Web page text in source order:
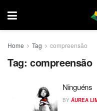
Home Tag compreensão
Tag: compreensão
Ninguéns
BY ÁUREA